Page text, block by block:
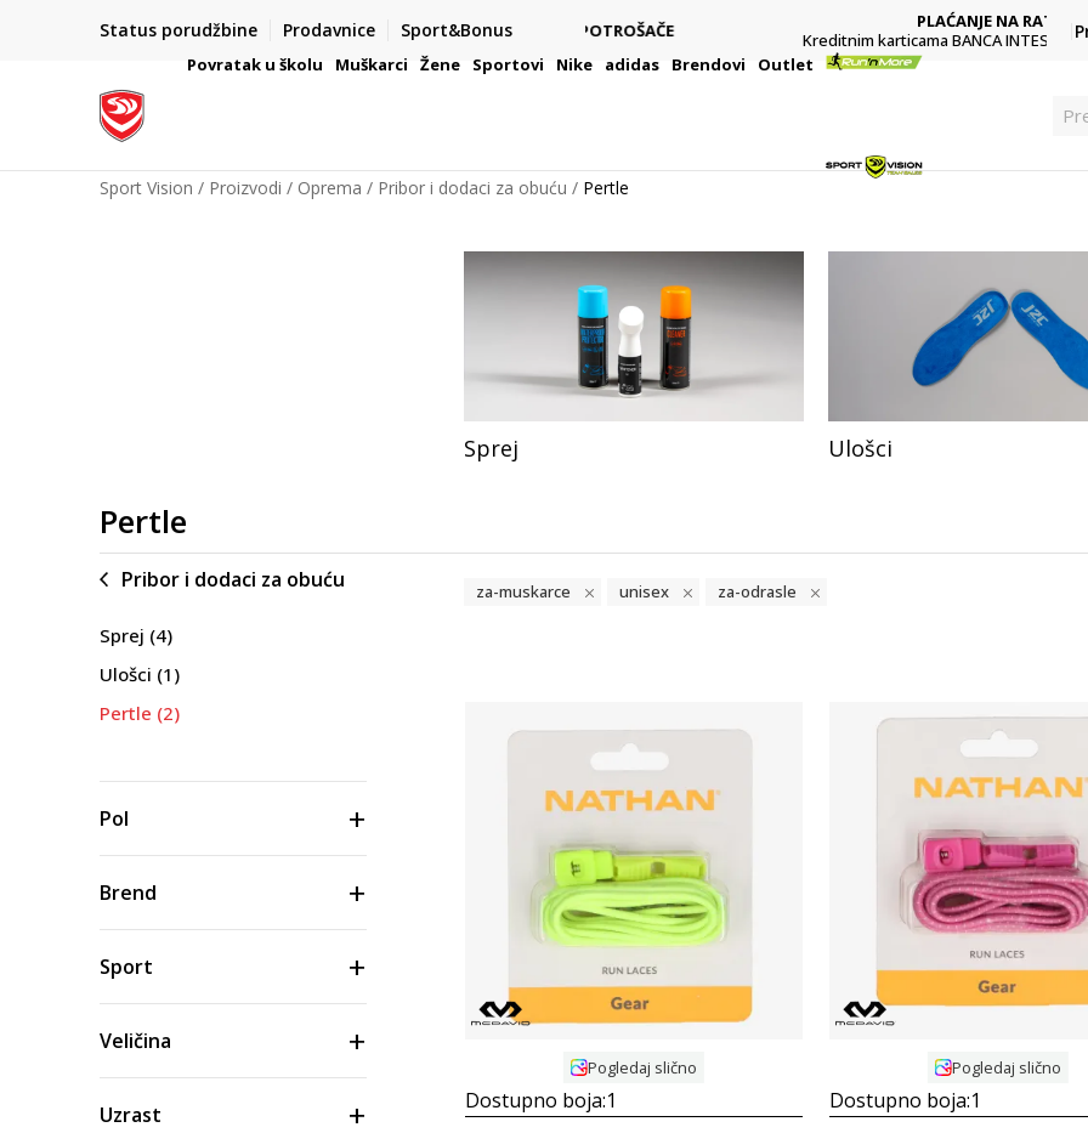
Status porudžbine Prodavnice Sport&Bonus
VAŽNO OBAVEŠTENJE ZA POTROŠAČE
Kreditnim karticama BANCA INTESA platite na 9 rata
Povratak u školu Muškarci Žene Sportovi Nike adidas Brendovi Outlet
Sport Vision Proizvodi Oprema Pribor i dodaci za obuću Pertle
Sprej Ulošci
Pertle
Pribor i dodaci za obuću
Sprej (4)
Ulošci (1)
Pertle (2)
Pol
Brend
Sport
Veličina
Uzrast
za-muskarce unisex za-odrasle
Uporedi
Pogledaj slično
Dostupno boja:1
Uporedi
Pogledaj slično
Dostupno boja:1